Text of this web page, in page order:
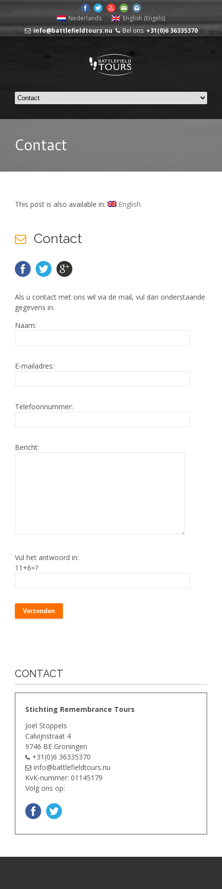
Nederlands English (Engels)
info@battlefieldtours.nu
Bel ons: +31(0)6 36335370
Contact
This post is also available in: English
Contact
Als u contact met ons wil via de mail, vul dan onderstaande
gegevens in.
Naam:
E-mailadres:
Telefoonnummer:
Bericht:
Vul het antwoord in:
11+6=?
CONTACT
Stichting Remembrance Tours
Joël Stoppels
Calvijnstraat 4
9746 BE Groningen
+31(0)6 36335370
info@battlefieldtours.nu
KvK-nummer: 01145179
Volg ons op: